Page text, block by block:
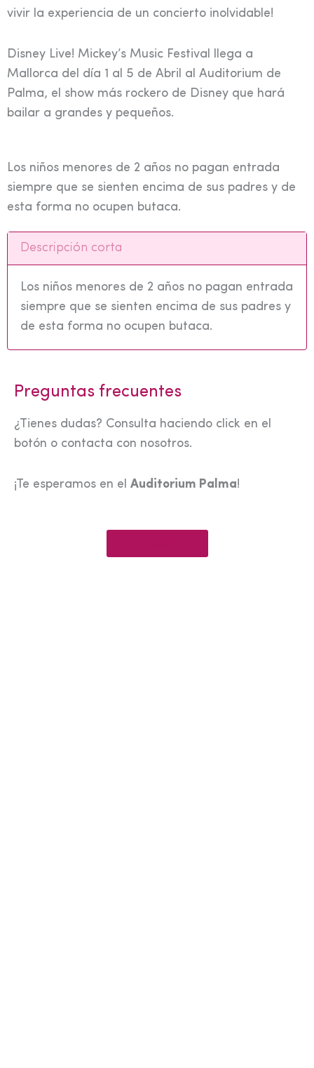
vivir la experiencia de un concierto inolvidable!
Disney Live! Mickey’s Music Festival llega a
Mallorca del día 1 al 5 de Abril al Auditorium de
Palma, el show más rockero de Disney que hará
bailar a grandes y pequeños.
Los niños menores de 2 años no pagan entrada
siempre que se sienten encima de sus padres y de
esta forma no ocupen butaca.
Descripción corta
Los niños menores de 2 años no pagan entrada
siempre que se sienten encima de sus padres y
de esta forma no ocupen butaca.
Preguntas frecuentes
¿Tienes dudas? Consulta haciendo click en el
botón o contacta con nosotros.
¡Te esperamos en el Auditorium Palma!